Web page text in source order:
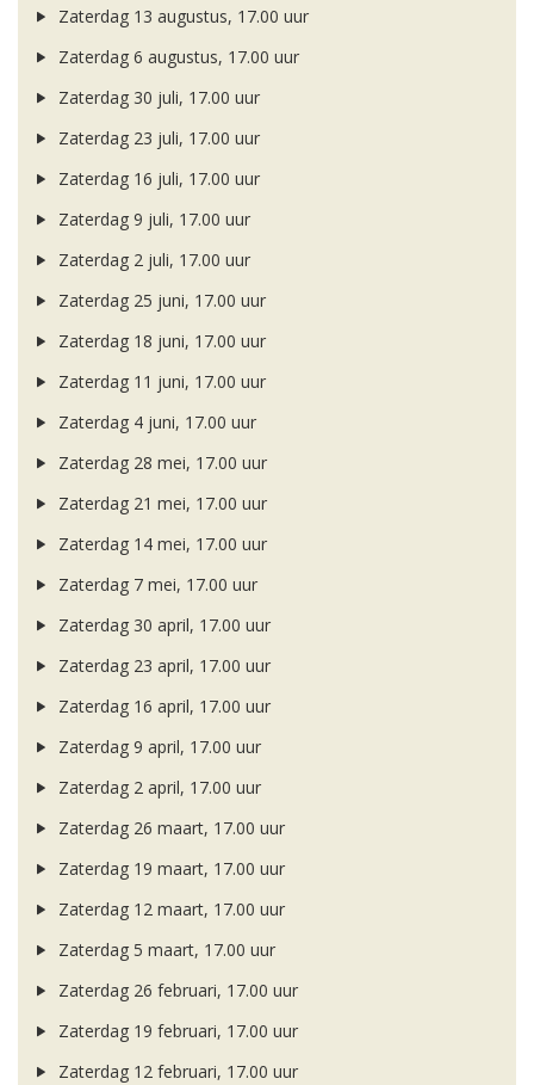
Zaterdag 13 augustus, 17.00 uur
Zaterdag 6 augustus, 17.00 uur
Zaterdag 30 juli, 17.00 uur
Zaterdag 23 juli, 17.00 uur
Zaterdag 16 juli, 17.00 uur
Zaterdag 9 juli, 17.00 uur
Zaterdag 2 juli, 17.00 uur
Zaterdag 25 juni, 17.00 uur
Zaterdag 18 juni, 17.00 uur
Zaterdag 11 juni, 17.00 uur
Zaterdag 4 juni, 17.00 uur
Zaterdag 28 mei, 17.00 uur
Zaterdag 21 mei, 17.00 uur
Zaterdag 14 mei, 17.00 uur
Zaterdag 7 mei, 17.00 uur
Zaterdag 30 april, 17.00 uur
Zaterdag 23 april, 17.00 uur
Zaterdag 16 april, 17.00 uur
Zaterdag 9 april, 17.00 uur
Zaterdag 2 april, 17.00 uur
Zaterdag 26 maart, 17.00 uur
Zaterdag 19 maart, 17.00 uur
Zaterdag 12 maart, 17.00 uur
Zaterdag 5 maart, 17.00 uur
Zaterdag 26 februari, 17.00 uur
Zaterdag 19 februari, 17.00 uur
Zaterdag 12 februari, 17.00 uur